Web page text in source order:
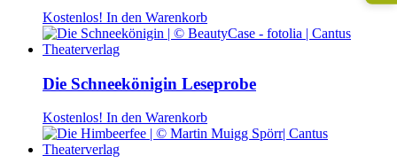
Kostenlos! In den Warenkorb
Die Schneekönigin Leseprobe
Kostenlos! In den Warenkorb